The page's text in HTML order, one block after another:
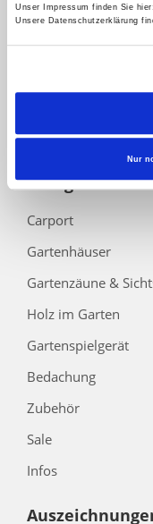
Unser Impressum finden Sie hier:
Unsere Datenschutzerklärung
Nur
Cookieoptionen
Zur Echtheit der
Kategorien
Carport
Gartenhäuser
Gartenzäune &
Holz im Garten
Gartenspielgerät
Bedachung
Zubehör
Sale
Infos